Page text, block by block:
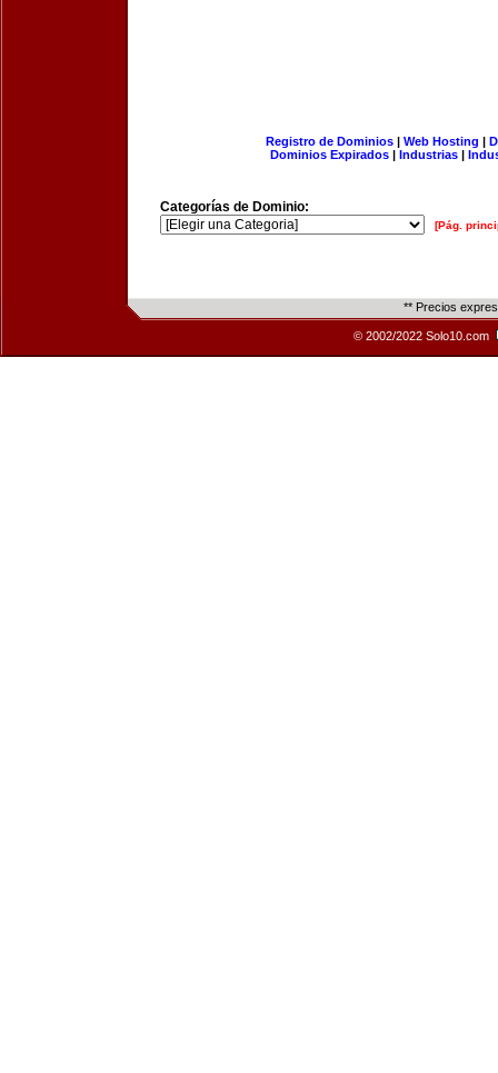
Registro de Dominios| Web Hosting |
Dominios Expirados | Industrias |
Categorías de Dominio:
[Pág.
** Precios
© 2002/2022 Solo10.com